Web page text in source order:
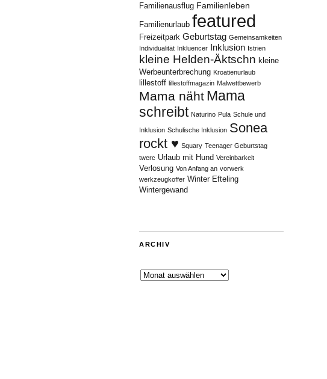
Familienausflug Familienleben
Familienurlaub featured
Freizeitpark Geburtstag Gemeinsamkeiten
Individualität Inkluencer Inklusion Istrien
kleine Helden-Äktschn kleine
Werbeunterbrechung Kroatienurlaub
lillestoff lillestoffmagazin Malwettbewerb
Mama näht Mama
schreibt Naturino Pula Schule und
Inklusion Schulische Inklusion Sonea
rockt ♥ Squary Teenager Geburtstag
twerc Urlaub mit Hund Vereinbarkeit
Verlosung Von Anfang an vorwerk
werkzeugkoffer Winter Efteling
Wintergewand
ARCHIV
Archiv